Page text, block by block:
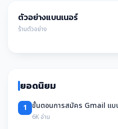
ตัวอย่างแบนเนอร์
ร้านตัวอย่าง
ยอดนิยม
1 ขั้นตอนการสมัคร Gmail แบ
6K อ่าน